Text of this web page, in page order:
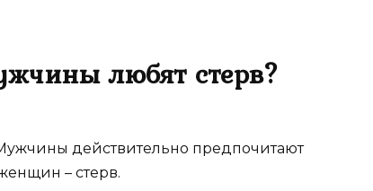
любят стерв?
действительно предпочитают
– стерв.